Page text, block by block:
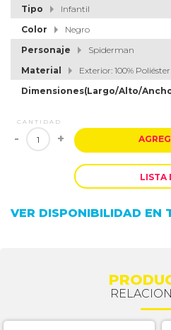
Tipo
Infantil
Color
Negro
Personaje
Spiderman
Material
Exterior: 100%
Dimensiones(Largo/Alto/
CANTIDAD
- +
LISTA
VER DISPONIBILIDAD EN